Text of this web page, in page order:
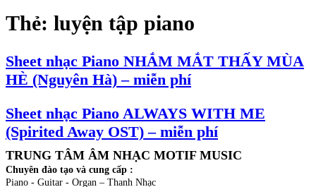
Thẻ: luyện tập piano
Sheet nhạc Piano NHẮM MẮT THẤY MÙA
HÈ (Nguyên Hà) – miễn phí
Sheet nhạc Piano ALWAYS WITH ME
(Spirited Away OST) – miễn phí
TRUNG TÂM ÂM NHẠC MOTIF MUSIC
Chuyên đào tạo và cung cấp :
Piano - Guitar - Organ – Thanh Nhạc